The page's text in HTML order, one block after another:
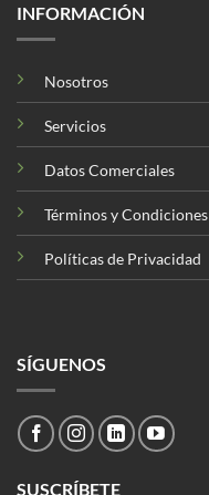
INFORMACIÓN
Nosotros
Servicios
Datos Comerciales
Términos y Condiciones
Políticas de Privacidad
SÍGUENOS
SUSCRÍBETE